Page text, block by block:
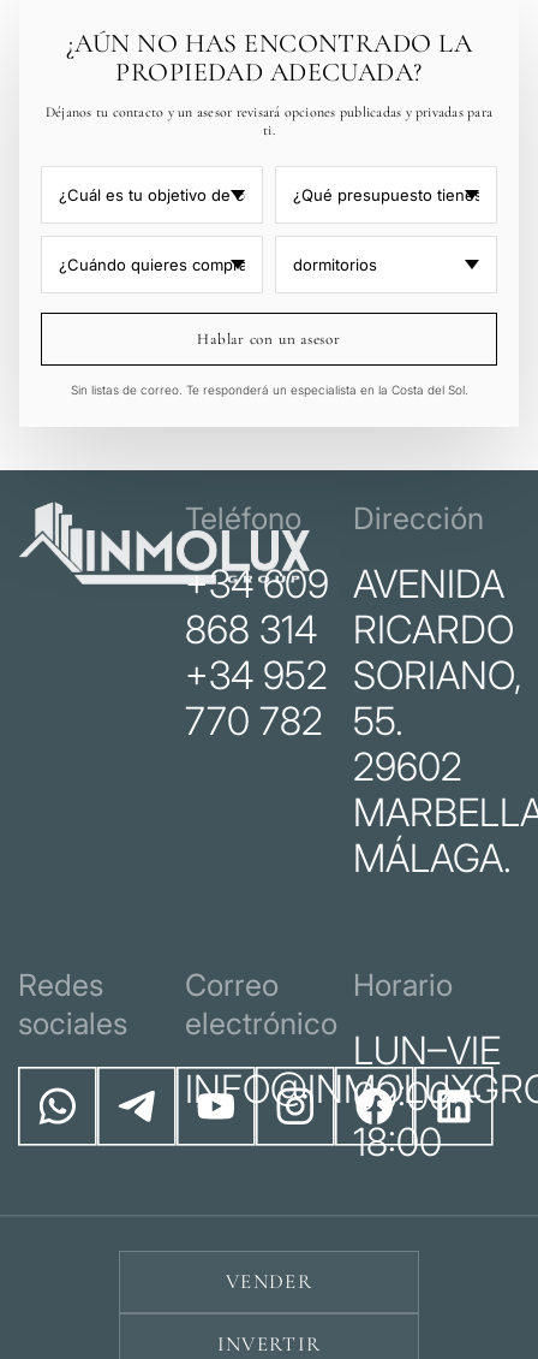
¿AÚN NO HAS ENCONTRADO LA
PROPIEDAD ADECUADA?
Déjanos tu contacto y un asesor revisará opciones publicadas y privadas para
ti.
Hablar con un asesor
Sin listas de correo. Te responderá un especialista en la Costa del Sol.
Teléfono
+34 609
868 314
+34 952
770 782
Dirección
AVENIDA
RICARDO
SORIANO,
55.
29602
MÁLAGA.
Redes
sociales
Correo
electrónico
Horario
LUN–VIE
09:00 –
18:00
VENDER
INVERTIR